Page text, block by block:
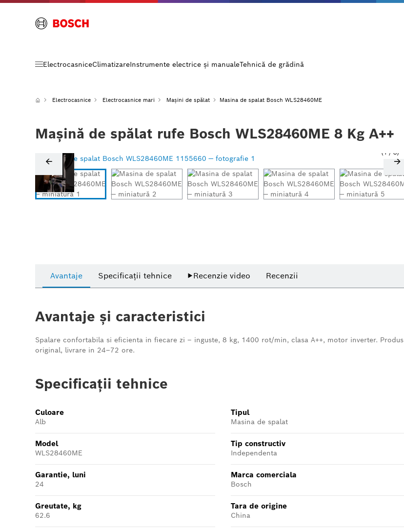
ElectrocasniceClimatizareInstrumente electrice și manualeTehnică de grădină
Electrocasnice Electrocasnice mari Mașini de spălat Masina de spalat Bosch WLS28460ME
Mașină de spălat rufe Bosch WLS28460ME 8 Kg A++
1 / 8
Avantaje Specificații tehnice ▶Recenzie video Recenzii
Avantaje și caracteristici
Spalare confortabila si eficienta in fiecare zi – inguste, 8 kg, 1400 rot/min, clasa A++, motor inverter. Produs
original, livrare in 24–72 ore.
Specificații tehnice
Culoare
Alb
Tipul
Masina de spalat
Model
WLS28460ME
Tip constructiv
Independenta
Garantie, luni
24
Marca comerciala
Bosch
Greutate, kg
62.6
Tara de origine
China